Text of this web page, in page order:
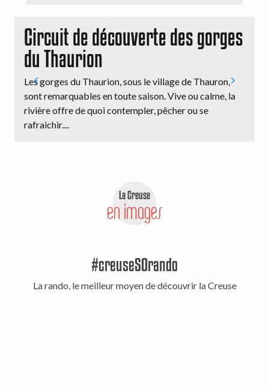
Circuit de découverte des gorges
du Thaurion
Les gorges du Thaurion, sous le village de Thauron,
sont remarquables en toute saison. Vive ou calme, la
rivière offre de quoi contempler, pêcher ou se
rafraichir....
La Creuse
en images
#creuseSOrando
La rando, le meilleur moyen de découvrir la Creuse